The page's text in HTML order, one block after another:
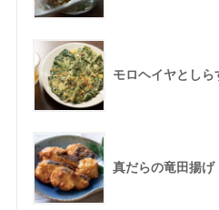
モロヘイヤとしら
真だらの竜田揚げ